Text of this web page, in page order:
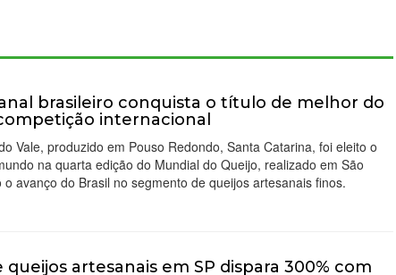
brasileiro conquista o título de melhor do
internacional
Vale, produzido em Pouso Redondo, Santa Catarina, foi eleito o
na quarta edição do Mundial do Queijo, realizado em São
o avanço do Brasil no segmento de queijos artesanais finos.
queijos artesanais em SP dispara 300% com